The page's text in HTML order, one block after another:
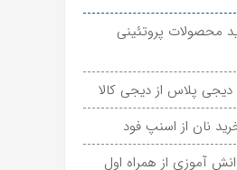
خرید محصولات پروتئینی
آموزی از همراه اول